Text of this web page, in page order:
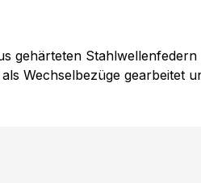
gehärteten
Wechselbezüge gearbeitet